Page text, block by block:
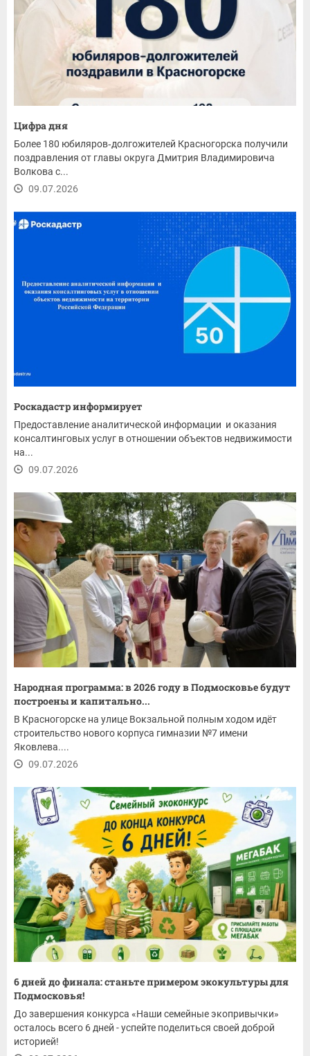
Цифра дня
Более 180 юбиляров‑долгожителей Красногорска получили
поздравления от главы округа Дмитрия Владимировича
Волкова с...
09.07.2026
Роскадастр информирует
Предоставление аналитической информации и оказания
консалтинговых услуг в отношении объектов недвижимости
на...
09.07.2026
Народная программа: в 2026 году в Подмосковье будут
построены и капитально...
В Красногорске на улице Вокзальной полным ходом идёт
строительство нового корпуса гимназии №7 имени
Яковлева....
09.07.2026
6 дней до финала: станьте примером экокультуры для
Подмосковья!
До завершения конкурса «Наши семейные экопривычки»
осталось всего 6 дней - успейте поделиться своей доброй
историей!